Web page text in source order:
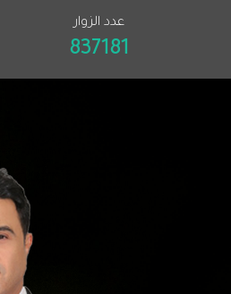
عدد الزوار
837181